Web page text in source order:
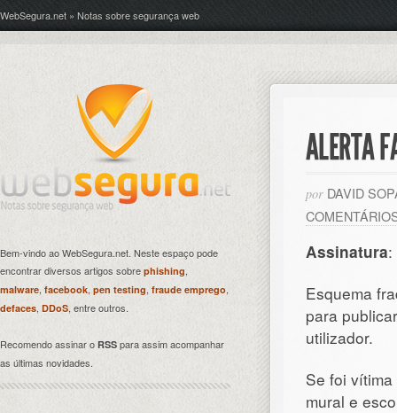
WebSegura.net » Notas sobre segurança web
ALERTA
por DAVID
Assinatura:
Esquema
para
utilizador.
Se foi
mural e
Bem-vindo ao WebSegura.net. Neste espaço pode
encontrar diversos artigos sobre phishing,
malware, facebook, pen testing fraude emprego,
defaces, DDoS, entre outros.
Recomendo assinar o RSS para assim acompanhar
as últimas novidades.